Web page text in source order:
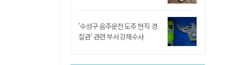
'수성구 음주운전 도주 현직 경
찰관' 관련 부서 강제수사